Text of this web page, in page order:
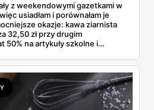
z weekendowymi gazetkami w
usiadłam i porównałam je
okazje: kawa ziarnista
32,50 zł przy drugim
50% na artykuły szkolne i
w sobotę z aplikacją. Aldi
zł. Werdykt w skrócie:
po świeże warzywa jedź